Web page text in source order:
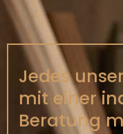
Jedes
mit einer
Beratung